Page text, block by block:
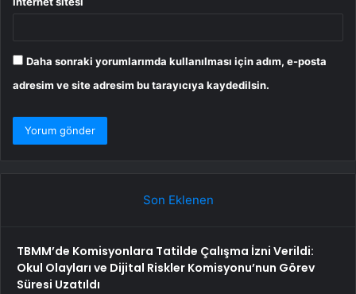
Daha sonraki yorumlarımda kullanılması için adım, e-posta
adresim ve site adresim bu tarayıcıya kaydedilsin.
Son Eklenen
TBMM’de Komisyonlara Tatilde Çalışma İzni Verildi:
Okul Olayları ve Dijital Riskler Komisyonu’nun Görev
Süresi Uzatıldı